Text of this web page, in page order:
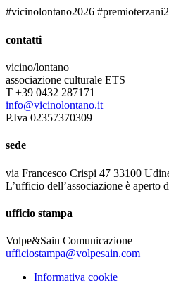
#vicinolontano2026
contatti
vicino/lontano
associazione culturale ETS
T +39 0432 287171
info@vicinolontano.it
P.Iva 02357370309
sede
via Francesco Crispi 47 33100
L’ufficio dell’associazione è aperto
ufficio stampa
Volpe&Sain Comunicazione
ufficiostampa@volpesain.com
Informativa cookie